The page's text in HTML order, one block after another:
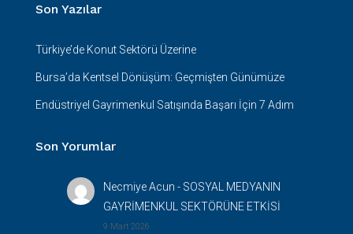
Son Yazılar
Türkiye’de Konut Sektörü Üzerine
Bursa’da Kentsel Dönüşüm: Geçmişten Günümüze
Endüstriyel Gayrimenkul Satışında Başarı İçin 7 Adım
Son Yorumlar
Necmiye Acun - SOSYAL MEDYANIN
GAYRİMENKUL SEKTÖRÜNE ETKİSİ
9 Mart 2026